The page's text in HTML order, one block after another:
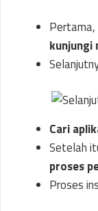
Pertama,
kunjungi
Cari
Setelah
proses
Proses